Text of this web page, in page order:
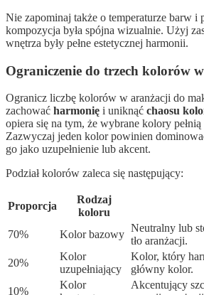
Nie zapominaj także o temperaturze barw i
kompozycja była spójna wizualnie. Użyj
wnętrza były pełne estetycznej harmonii.
Ograniczenie do trzech kolorów
Ogranicz liczbę kolorów w aranżacji do
zachować harmonię i uniknąć chaosu
opiera się na tym, że wybrane kolory
Zazwyczaj jeden kolor powinien
go jako uzupełnienie lub akcent.
Podział kolorów zaleca się następujący:
Proporcja
Rodzaj
koloru
70% Kolor bazowy
Neutralny lub
tło aranżacji.
20%
Kolor
uzupełniający
Kolor, który
główny kolor.
10%
Kolor
Akcentujący